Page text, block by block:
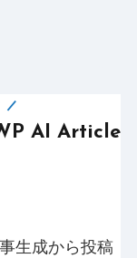
AI Article
生成から投稿